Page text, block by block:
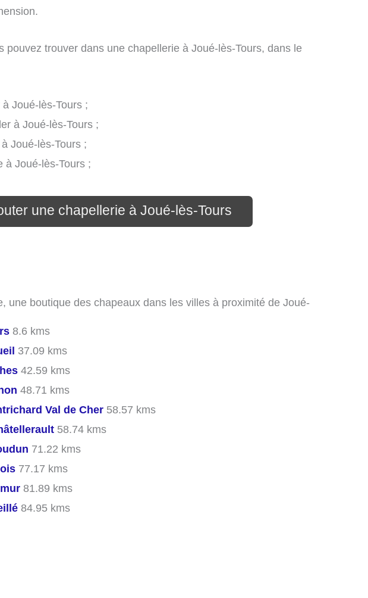
pouvez trouver dans une chapellerie à Joué-lès-Tours, dans le
Joué-lès-Tours ;
à Joué-lès-Tours ;
Joué-lès-Tours ;
à Joué-lès-Tours ;
une chapellerie à Joué-lès-Tours
une boutique des chapeaux dans les villes à proximité de Joué-
8.6 kms
37.09 kms
42.59 kms
48.71 kms
Val de Cher 58.57 kms
58.74 kms
71.22 kms
77.17 kms
81.89 kms
84.95 kms